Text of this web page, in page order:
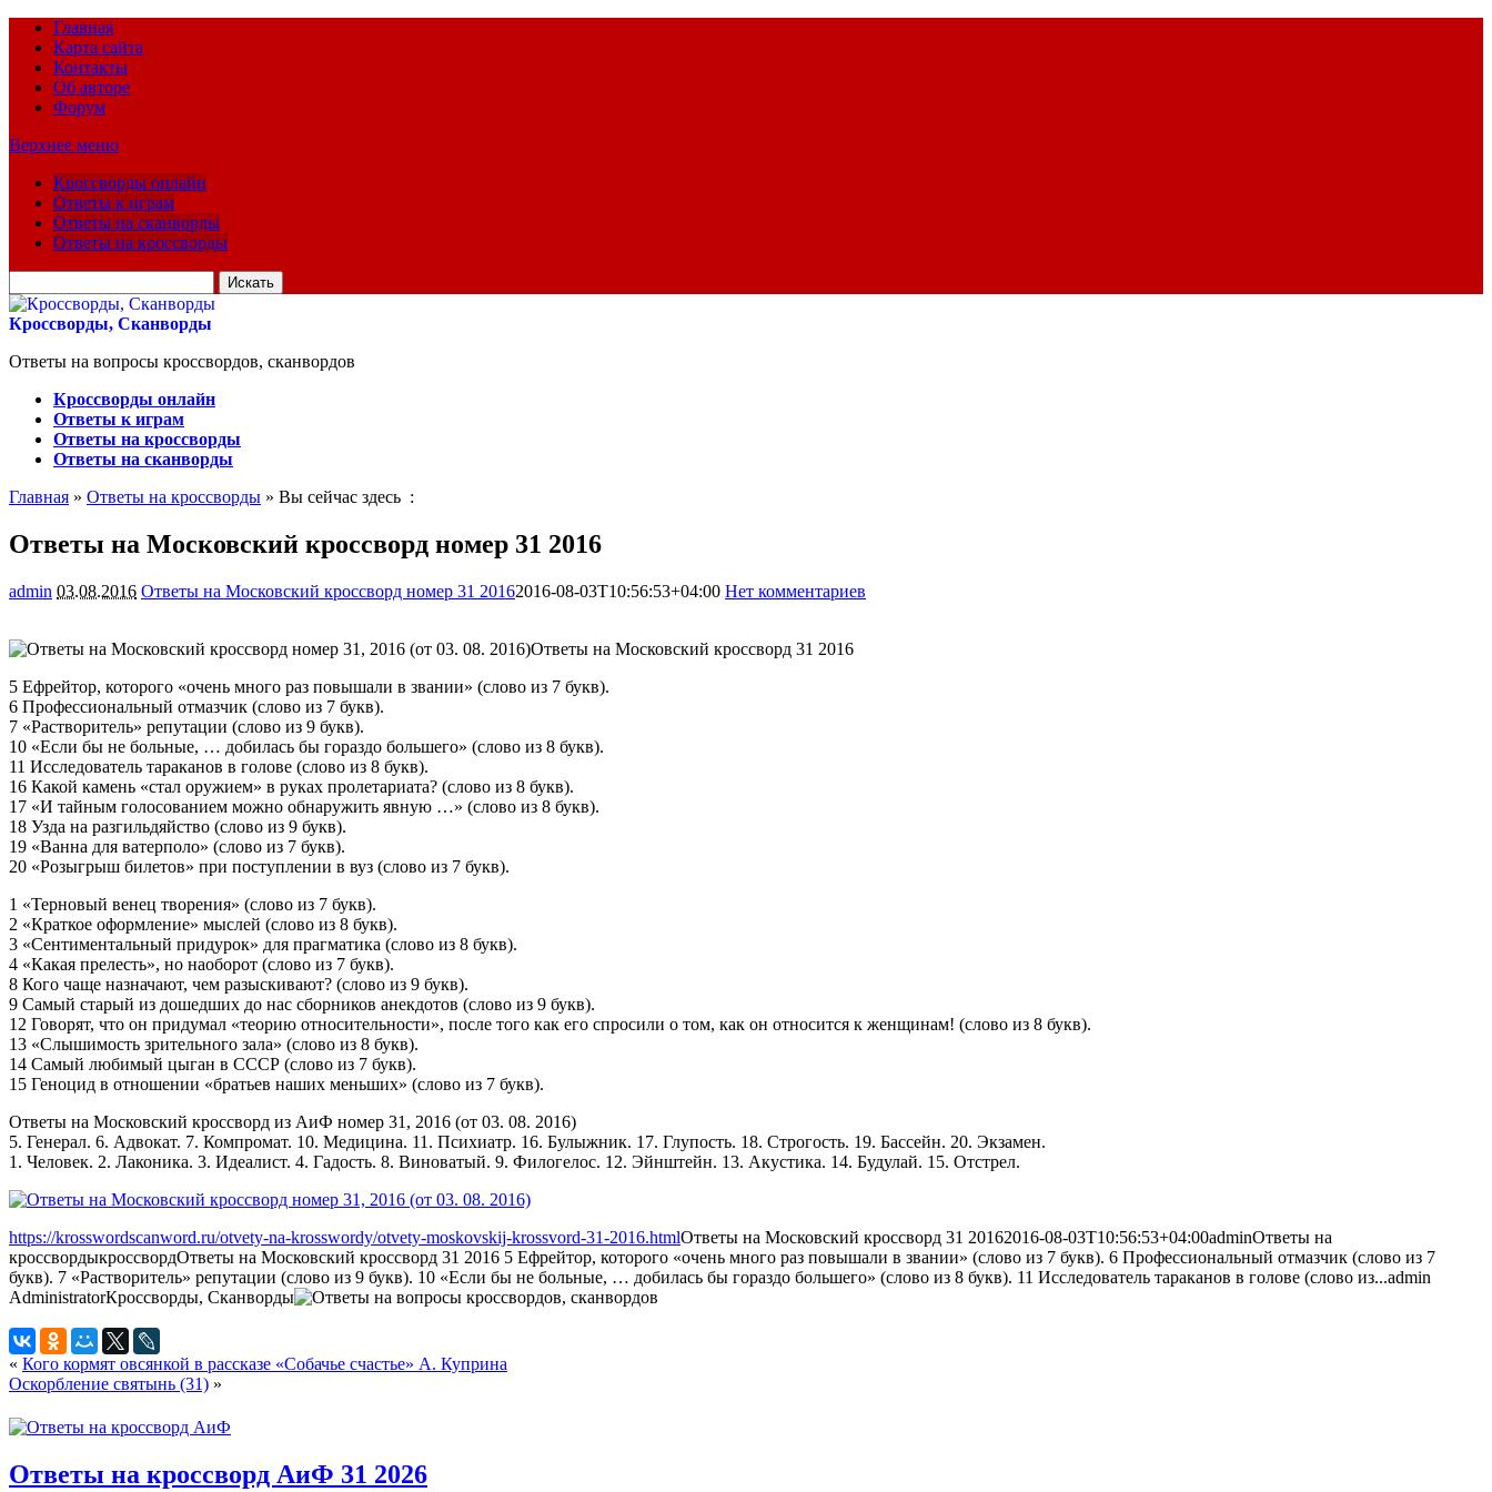
Главная
Карта сайта
Контакты
Об авторе
Форум
Верхнее меню
Кроссворды онлайн
Ответы к играм
Ответы на сканворды
Ответы на кроссворды
для:
Кроссворды, Сканворды
Ответы на вопросы кроссвордов, сканвордов
Кроссворды онлайн
Ответы к играм
Ответы на кроссворды
Ответы на сканворды
Главная » Ответы на кроссворды » Вы сейчас здесь :
Ответы на Московский кроссворд номер 31 2016
admin 03.08.2016 Ответы на Московский кроссворд номер 31 20162016-08-03T10:56:53+04:00 Нет комментариев
Ответы на Московский кроссворд 31 2016
5 Ефрейтор, которого «очень много раз повышали в звании» (слово из 7 букв).
6 Профессиональный отмазчик (слово из 7 букв).
7 «Растворитель» репутации (слово из 9 букв).
10 «Если бы не больные, … добилась бы гораздо большего» (слово из 8 букв).
11 Исследователь тараканов в голове (слово из 8 букв).
16 Какой камень «стал оружием» в руках пролетариата? (слово из 8 букв).
17 «И тайным голосованием можно обнаружить явную …» (слово из 8 букв).
18 Узда на разгильдяйство (слово из 9 букв).
19 «Ванна для ватерполо» (слово из 7 букв).
20 «Розыгрыш билетов» при поступлении в вуз (слово из 7 букв).
1 «Терновый венец творения» (слово из 7 букв).
2 «Краткое оформление» мыслей (слово из 8 букв).
3 «Сентиментальный придурок» для прагматика (слово из 8 букв).
4 «Какая прелесть», но наоборот (слово из 7 букв).
8 Кого чаще назначают, чем разыскивают? (слово из 9 букв).
9 Самый старый из дошедших до нас сборников анекдотов (слово из 9 букв).
12 Говорят, что он придумал «теорию относительности», после того как его спросили о том, как он относится к женщинам! (слово из 8 букв).
13 «Слышимость зрительного зала» (слово из 8 букв).
14 Самый любимый цыган в СССР (слово из 7 букв).
15 Геноцид в отношении «братьев наших меньших» (слово из 7 букв).
Ответы на Московский кроссворд из АиФ номер 31, 2016 (от 03. 08. 2016)
5. Генерал. 6. Адвокат. 7. Компромат. 10. Медицина. 11. Психиатр. 16. Булыжник. 17. Глупость. 18. Строгость. 19. Бассейн. 20. Экзамен.
1. Человек. 2. Лаконика. 3. Идеалист. 4. Гадость. 8. Виноватый. 9. Филогелос. 12. Эйнштейн. 13. Акустика. 14. Будулай. 15. Отстрел.
https://krosswordscanword.ru/otvety-na-krosswordy/otvety-moskovskij-krossvord-31-2016.htmlОтветы на Московский кроссворд 31 20162016-08-03T10:56:53+04:00adminОтветы на
кроссвордыкроссвордОтветы на Московский кроссворд 31 2016 5 Ефрейтор, которого «очень много раз повышали в звании» (слово из 7 букв). 6 Профессиональный отмазчик (слово из 7
букв). 7 «Растворитель» репутации (слово из 9 букв). 10 «Если бы не больные, … добилась бы гораздо большего» (слово из 8 букв). 11 Исследователь тараканов в голове (слово из...admin
AdministratorКроссворды, Сканворды
« Кого кормят овсянкой в рассказе «Собачье счастье» А. Куприна
Оскорбление святынь (31) »
Ответы на кроссворд АиФ 31 2026